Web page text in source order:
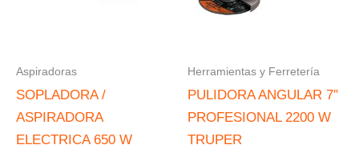
Aspiradoras
SOPLADORA /
ASPIRADORA
ELECTRICA 650 W
Herramientas y Ferretería
PULIDORA ANGULAR 7″
PROFESIONAL 2200 W
TRUPER